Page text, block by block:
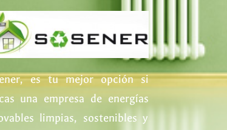
es tu mejor opción si
una empresa de energías
limpias, sostenibles y